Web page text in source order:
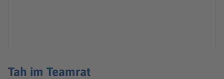
Tah im Teamrat